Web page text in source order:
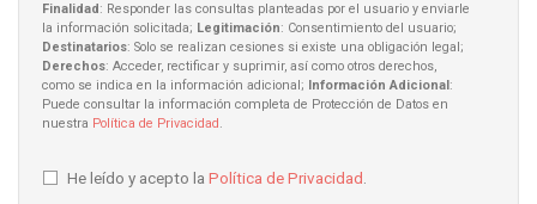
Finalidad : Responder las consultas planteadas por el usuario y enviarle
la información solicitada; Legitimación: Consentimiento del usuario;
Destinatarios: Solo se realizan cesiones si existe una obligación legal;
Derechos: Acceder, rectificar y suprimir, así como otros derechos,
como se indica en la información adicional;
Información Adicional :
Puede consultar la información completa de Protección de Datos en
nuestra Política de Privacidad .
He leído y acepto la Política de Privacidad